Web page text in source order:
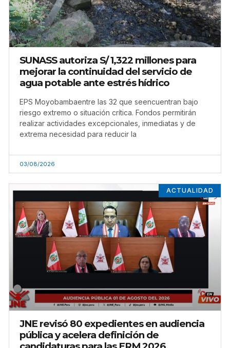
SUNASS autoriza S/ 1,322 millones para
mejorar la continuidad del servicio de
agua potable ante estrés hídrico
EPS Moyobambaentre las 32 que seencuentran bajo
riesgo extremo o situación crítica. Fondos permitirán
realizar actividades excepcionales, inmediatas y de
extrema necesidad para reducir la
03/08/2026
ACTUALIDAD
JNE revisó 80 expedientes en audiencia
pública y acelera definición de